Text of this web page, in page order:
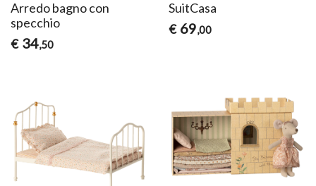
Arredo bagno con
specchio
€ 34,50
SuitCasa
€ 69,00